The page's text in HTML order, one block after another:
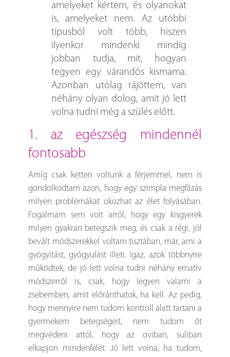
amelyeket kértem, és olyanokat
is, amelyeket nem. Az utóbbi
típusból volt több, hiszen
ilyenkor mindenki mindig
jobban tudja, mit, hogyan
tegyen egy várandós kismama.
Azonban utólag rájöttem, van
néhány olyan dolog, amit jó lett
volna tudni még a szülés előtt.
1. az egészség mindennél
fontosabb
Amíg csak ketten voltunk a férjemmel, nem is
gondolkodtam azon, hogy egy szimpla megfázás
milyen problémákat okozhat az élet folyásában.
Fogalmam sem volt arról, hogy egy kisgyerek
milyen gyakran betegszik meg, és csak a régi, jól
bevált módszerekkel voltam tisztában, már, ami a
gyógyítást, gyógyulást illeti. Igaz, azok többnyire
működtek, de jó lett volna tudni néhány ernatív
módszerről is, csak, hogy legyen valami a
zsebemben, amit előránthatok, ha kell. Az pedig,
hogy mennyire nem tudom kontroll alatt tartani a
gyermekem betegségeit, nem tudom őt
megvédeni attól, hogy az oviban, suliban
elkapjon mindenfélét. Jó lett volna, ha tudom,